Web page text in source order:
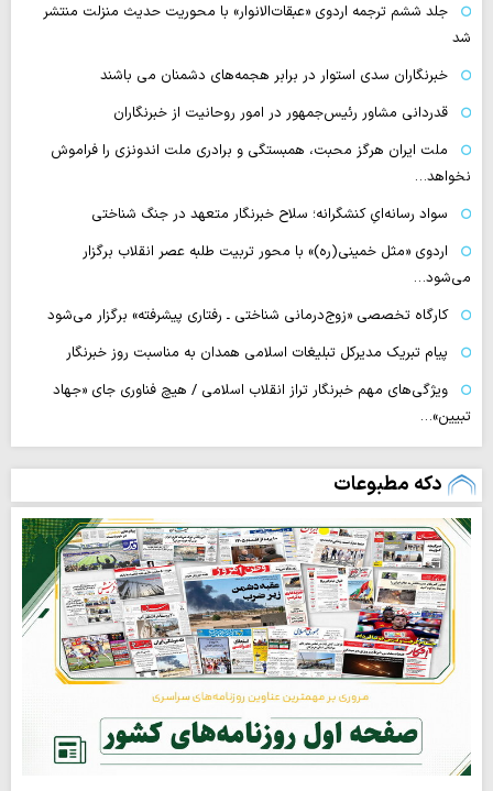
جلد ششم ترجمه اردوی «عبقات‌الانوار» با محوریت حدیث منزلت منتشر
شد
خبرنگاران سدی استوار در برابر هجمه‌های دشمنان می باشند
قدردانی مشاور رئیس‌جمهور در امور روحانیت از خبرنگاران
ملت ایران هرگز محبت، همبستگی و برادری ملت اندونزی را فراموش
نخواهد…
سواد رسانه‌ایِ کنشگرانه؛ سلاح خبرنگار متعهد در جنگ شناختی
اردوی «مثل خمینی(ره)» با محور تربیت طلبه عصر انقلاب برگزار
می‌شود…
کارگاه تخصصی «زوج‌درمانی شناختی ـ رفتاری پیشرفته» برگزار می‌شود
پیام تبریک مدیرکل تبلیغات اسلامی همدان به مناسبت روز خبرنگار
ویژگی‌های مهم خبرنگار تراز انقلاب اسلامی / هیچ فناوری‌ جای «جهاد
تبیین»…
دکه مطبوعات